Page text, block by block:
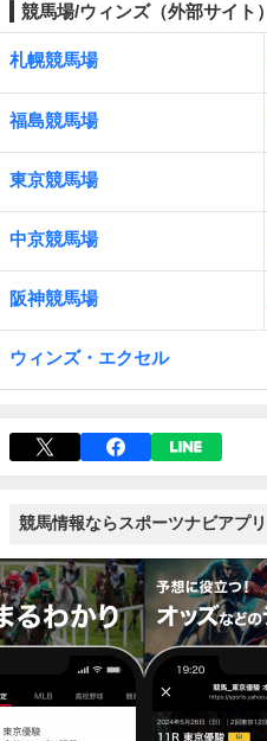
競馬場/ウィンズ（外部サイト）
札幌競馬場
福島競馬場
東京競馬場
中京競馬場
阪神競馬場
ウィンズ・エクセル
競馬情報ならスポーツナビアプリ